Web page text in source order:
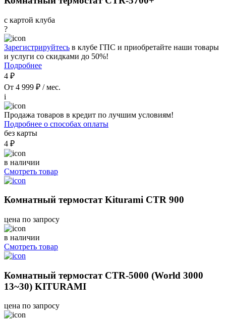
с картой клуба
?
Зарегистрируйтесь в клубе ГПС и приобретайте наши товары
и услуги со скидками до 50%!
Подробнее
4 ₽
От 4 999 ₽ / мес.
i
Продажа товаров в кредит по лучшим условиям!
Подробнее о способах оплаты
без карты
4 ₽
в наличии
Смотреть товар
Комнатный термостат Kiturami CTR 900
цена по запросу
в наличии
Смотреть товар
Комнатный термостат CTR-5000 (World 3000
13~30) KITURAMI
цена по запросу